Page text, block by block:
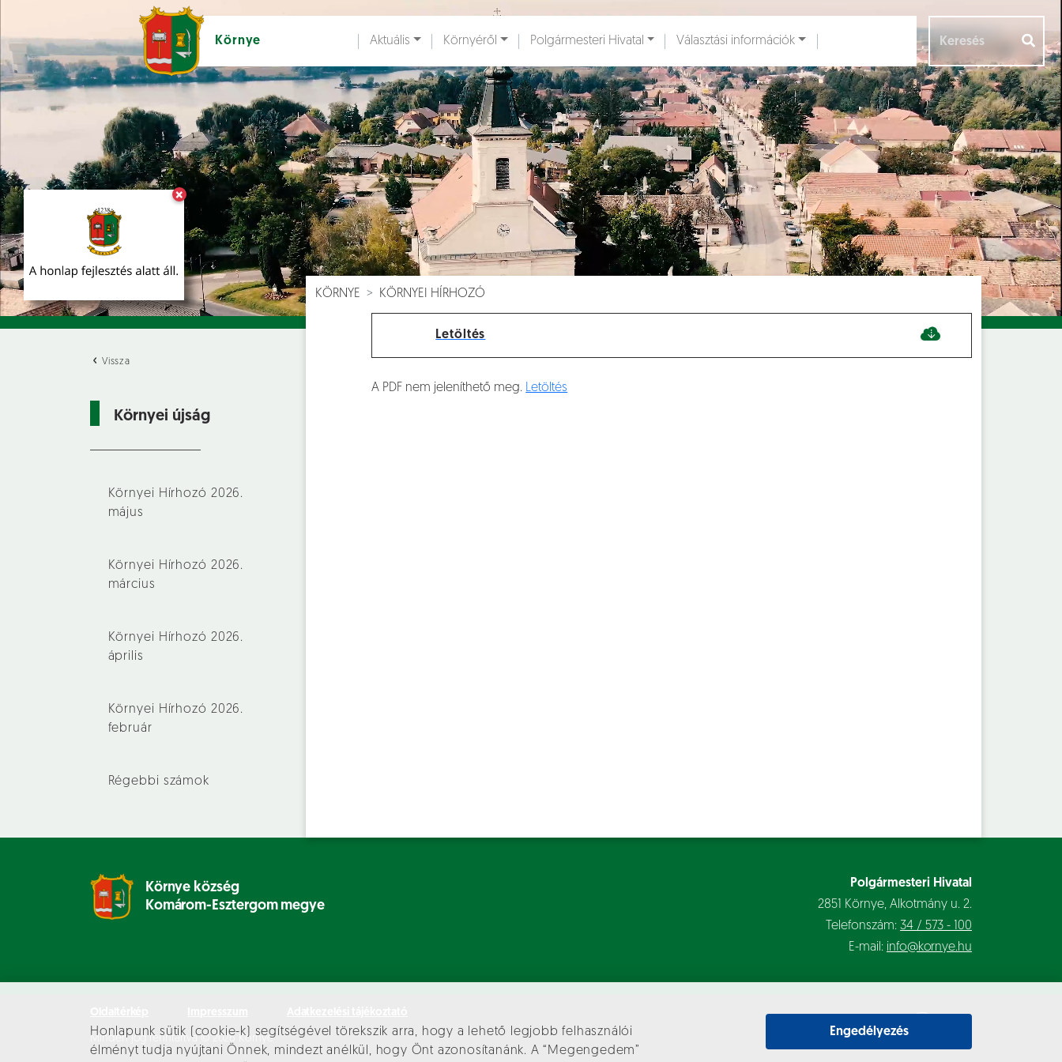
Honlapunk sütik (cookie-k) segítségével törekszik arra, hogy a lehető legjobb felhasználói
élményt tudja nyújtani Önnek, mindezt anélkül, hogy Önt azonosítanánk. A “Megengedem”
Engedélyezés
×
Környe
Ugrás a fő tartalomhoz
Aktuális Környéről Polgármesteri Hivatal Választási információk
Vissza
Környei újság
Környei Hírhozó 2026.
május
Környei Hírhozó 2026.
március
Környei Hírhozó 2026.
április
Környei Hírhozó 2026.
február
Régebbi számok
KÖRNYE KÖRNYEI HÍRHOZÓ
Letöltés
A PDF nem jeleníthető meg. Letöltés
Környe község
Komárom-Esztergom megye
Polgármesteri Hivatal
2851 Környe, Alkotmány u. 2.
Telefonszám: 34 / 573 - 100
E-mail: info@kornye.hu
Minden jog fenntartva © 2026 Környe
Hírek [ Események [] Dokumentumok [] Aloldalak []